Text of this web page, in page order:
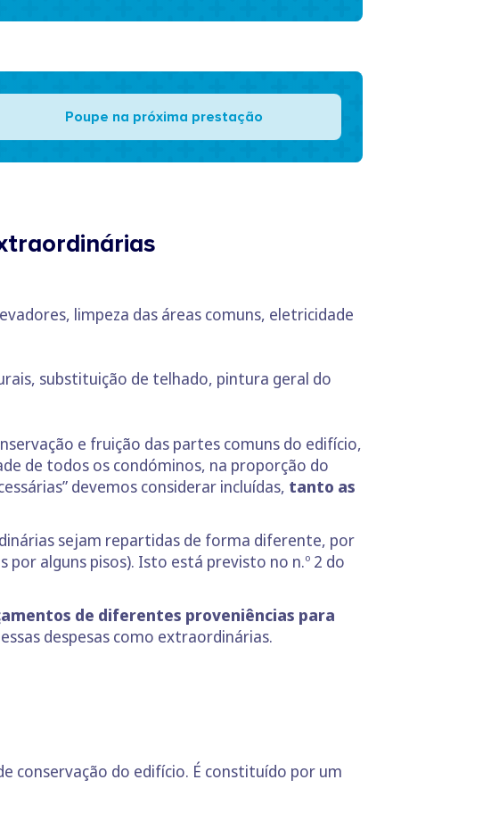
Poupe na próxima prestação
limpeza das áreas comuns, eletricidade
substituição de telhado, pintura geral do
e fruição das partes comuns do edifício,
de todos os condóminos, na proporção do
devemos considerar incluídas, tanto as
sejam repartidas de forma diferente, por
alguns pisos). Isto está previsto no n.º 2 do
de diferentes proveniências para
despesas como extraordinárias.
conservação do edifício. É constituído por um